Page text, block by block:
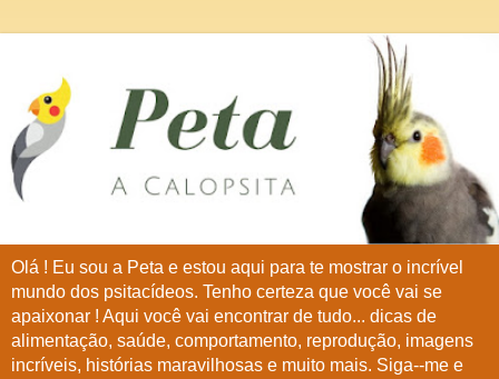
Olá ! Eu sou a Peta e estou aqui para te mostrar o incrível
mundo dos psitacídeos. Tenho certeza que você vai se
apaixonar ! Aqui você vai encontrar de tudo... dicas de
alimentação, saúde, comportamento, reprodução, imagens
incríveis, histórias maravilhosas e muito mais. Siga--me e